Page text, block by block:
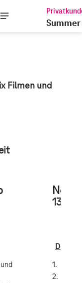
Cart
Summer
Filmen und
13,99
Details